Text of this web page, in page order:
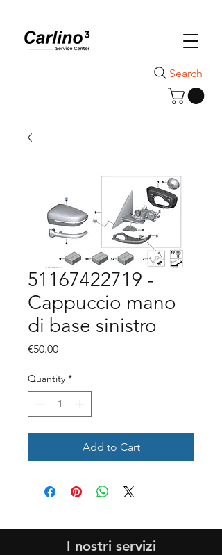
Search
51167422719 -
Cappuccio mano
di base sinistro
€50.00Price
Quantity *
Add to Cart
I nostri servizi